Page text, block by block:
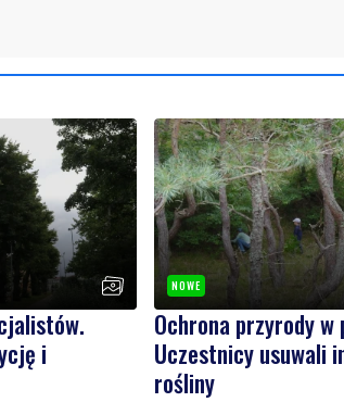
i
NOWE
Ochrona przyrody
Uczestnicy usuwali
rośliny